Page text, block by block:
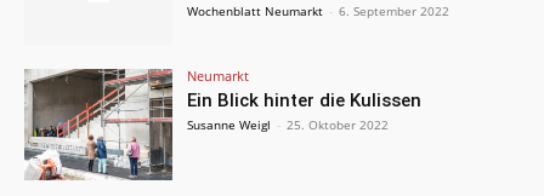
Wochenblatt Neumarkt - 6. September 2022
Neumarkt
Ein Blick hinter die Kulissen
Susanne Weigl - 25. Oktober 2022